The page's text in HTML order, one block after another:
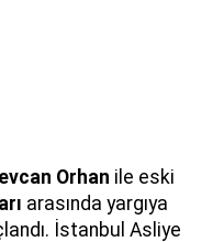
Orhan ile eski
arasında yargıya
İstanbul Asliye